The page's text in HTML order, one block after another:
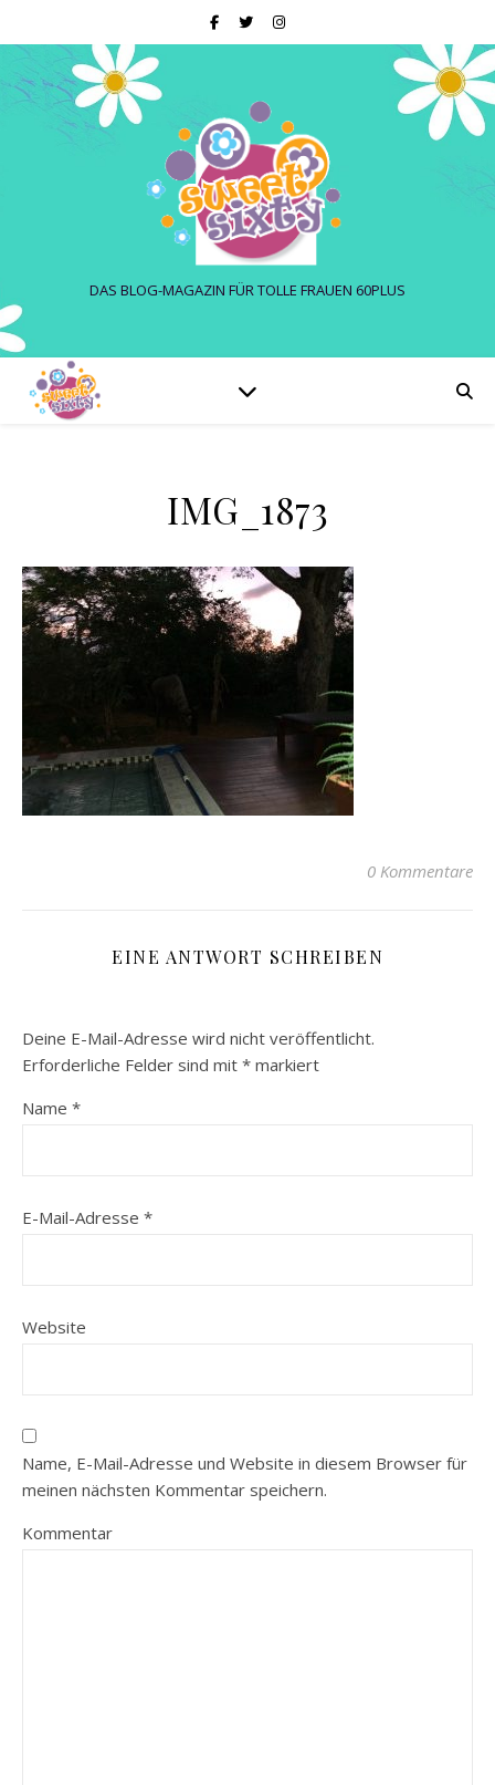
DAS BLOG-MAGAZIN FÜR TOLLE FRAUEN 60PLUS
IMG_1873
0 Kommentare
EINE ANTWORT SCHREIBEN
Deine E-Mail-Adresse wird nicht veröffentlicht.
Erforderliche Felder sind mit * markiert
Name *
E-Mail-Adresse *
Website
Name, E-Mail-Adresse und Website in diesem Browser für
meinen nächsten Kommentar speichern.
Kommentar